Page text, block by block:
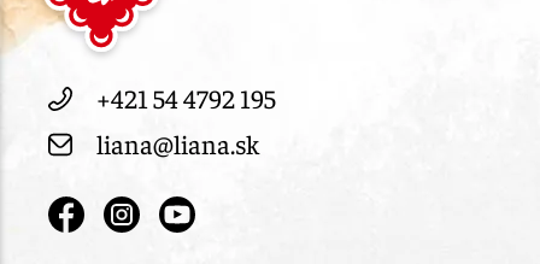
+421 54 4792 195
liana@liana.sk